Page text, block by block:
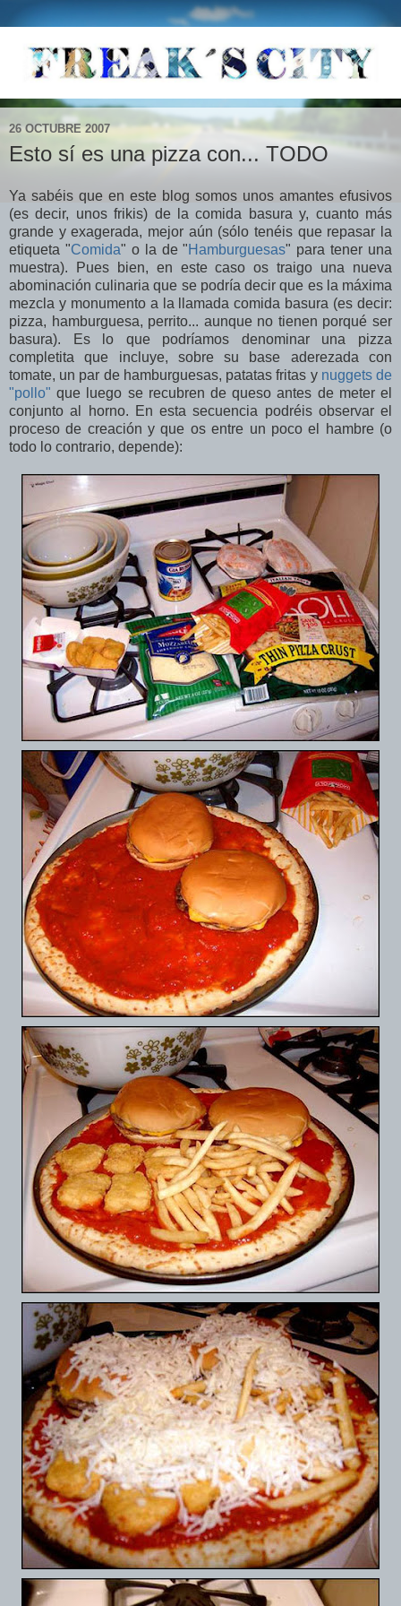
26 OCTUBRE 2007
Esto sí es una pizza con... TODO
Ya sabéis que en este blog somos unos amantes efusivos
(es decir, unos frikis) de la comida basura y, cuanto más
grande y exagerada, mejor aún (sólo tenéis que repasar la
etiqueta "Comida" o la de "Hamburguesas" para tener una
muestra). Pues bien, en este caso os traigo una nueva
abominación culinaria que se podría decir que es la máxima
mezcla y monumento a la llamada comida basura (es decir:
pizza, hamburguesa, perrito... aunque no tienen porqué ser
basura). Es lo que podríamos denominar una pizza
completita que incluye, sobre su base aderezada con
tomate, un par de hamburguesas, patatas fritas y nuggets de
"pollo" que luego se recubren de queso antes de meter el
conjunto al horno. En esta secuencia podréis observar el
proceso de creación y que os entre un poco el hambre (o
todo lo contrario, depende):